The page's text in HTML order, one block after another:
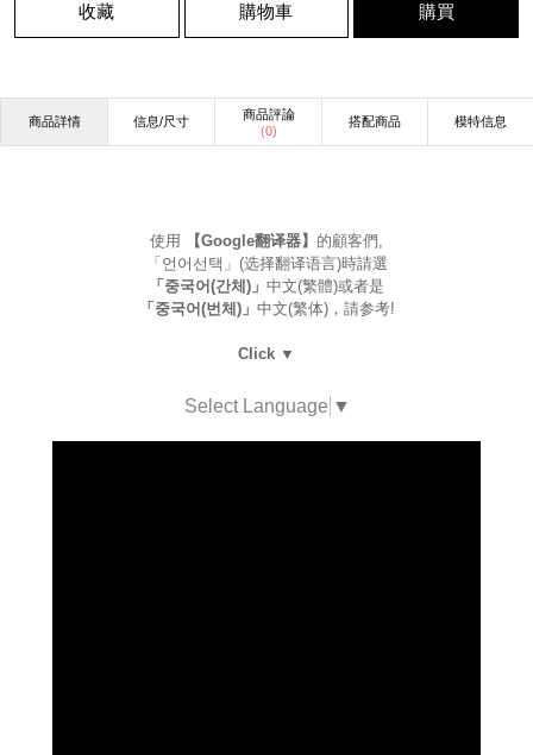
收藏 購物車 購買
商品詳情 信息/尺寸
商品評論
(0)
搭配商品 模特信息
使用 【Google翻译器】 的顧客們,
「언어선택」(选择翻译语言)時請選
「중국어(간체)」 中文(繁體)或者是
「중국어(번체)」 中文(繁体)，請参考!
Click ▼
Select Language ▼